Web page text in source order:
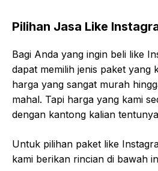
Pilihan Jasa Like
Bagi Anda yang ingin beli like
dapat memilih jenis paket yang
harga yang sangat murah
mahal. Tapi harga yang kami
dengan kantong kalian
Untuk pilihan paket like
kami berikan rincian di bawah